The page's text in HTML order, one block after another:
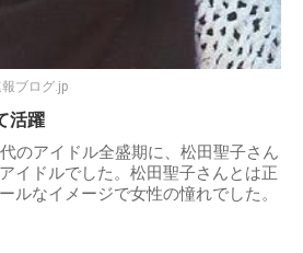
ブログ.jp
活躍
のアイドル全盛期に、松田聖子さん
イドルでした。松田聖子さんとは正
ルなイメージで女性の憧れでした。